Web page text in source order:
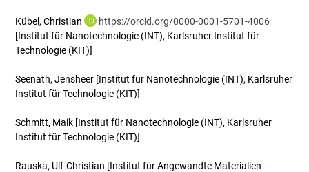
Kübel, Christian
https://orcid.org/0000-0001-5701-4006
[Institut für Nanotechnologie (INT), Karlsruher Institut für
Technologie (KIT)]
Seenath, Jensheer [Institut für Nanotechnologie (INT), Karlsruher
Institut für Technologie (KIT)]
Schmitt, Maik [Institut für Nanotechnologie (INT), Karlsruher
Institut für Technologie (KIT)]
Rauska, Ulf-Christian [Institut für Angewandte Materialien –